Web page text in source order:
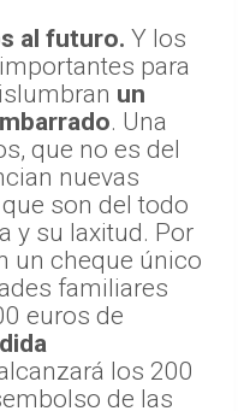
al futuro. Y los
para
un
. Una
que no es del
nuevas
son del todo
y su laxitud. Por
un cheque único
familiares
euros de
los 200
de las